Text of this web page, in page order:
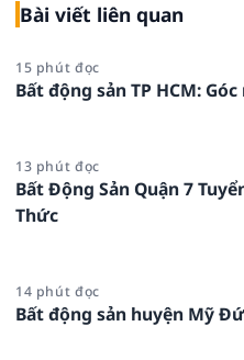
Bài viết liên quan
15 phút đọc
Bất động sản TP HCM:
13 phút đọc
Bất Động Sản Quận 7
Thức
14 phút đọc
Bất động sản huyện Mỹ